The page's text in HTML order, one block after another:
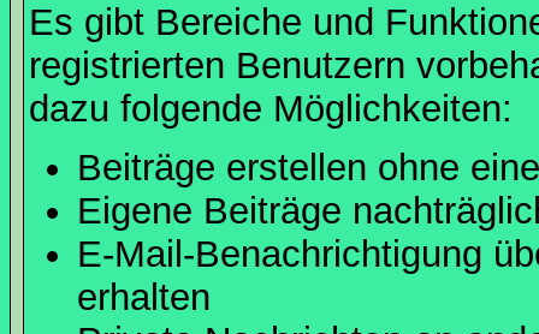
Es gibt Bereiche und
registrierten Benutzern
dazu folgende Möglichkeiten:
Beiträge erstellen ohne
Eigene Beiträge
E-Mail-Benachrichtigung
erhalten